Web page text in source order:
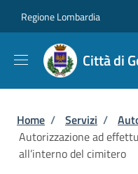
Regione Lombardia
Città di
Briciole di
Home / Servizi /
Autorizzazione ad
all’interno del cimitero